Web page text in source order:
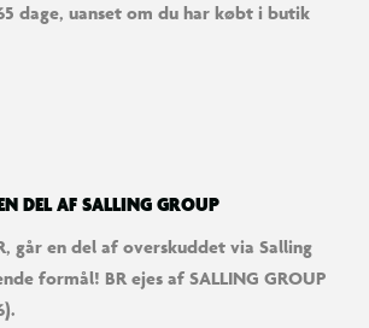
dage, uanset om du har købt i butik
DEL AF SALLING GROUP
går en del af overskuddet via Salling
formål! BR ejes af SALLING GROUP